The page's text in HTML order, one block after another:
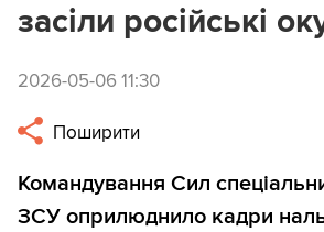
засіли російські
2026-05-06 11:30
Поширити
Командування Сил
ЗСУ оприлюднило кадри